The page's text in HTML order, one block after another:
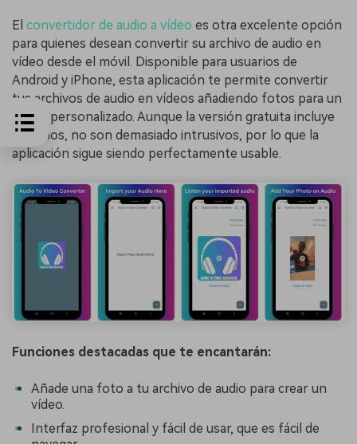
El convertidor de audio a vídeo es otra excelente opción
para quienes desean convertir su archivo de audio en
vídeo desde el móvil. Disponible para usuarios de
Android y iPhone, esta aplicación te permite convertir
tus archivos de audio en vídeos añadiendo fotos para un
toque personalizado. Aunque la versión gratuita incluye
anuncios, no son demasiado intrusivos, por lo que la
aplicación sigue siendo perfectamente usable.
Funciones destacadas que te encantarán:
Añade una foto a tu archivo de audio para crear un
vídeo.
Interfaz profesional y fácil de usar, que es fácil de